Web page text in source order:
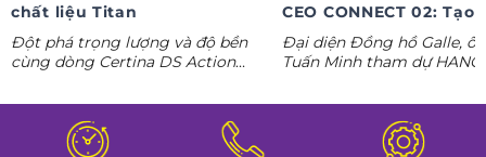
chất liệu Titan
Đột phá trọng lượng và độ bền
cùng dòng Certina DS Action
tác thể thao cá tính nhất trong
Tuần lễ đồng hồ Thụy Sỹ cùng
Đồng hồ Galle!
CEO CONNECT 02: Tạo
phong thái lãnh đạo kỷ
nguyên AI
Đại diện Đồng hồ Galle,
Tuấn Minh tham dự
gian trưng bày đồng hồ
định hình phong thái lãnh